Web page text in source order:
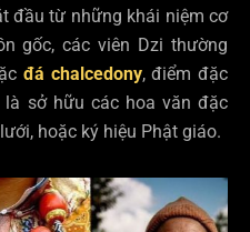
đầu từ những khái niệm cơ
gốc, các viên Dzi thường
đá chalcedony, điểm đặc
sở hữu các hoa văn đặc
hoặc ký hiệu Phật giáo.